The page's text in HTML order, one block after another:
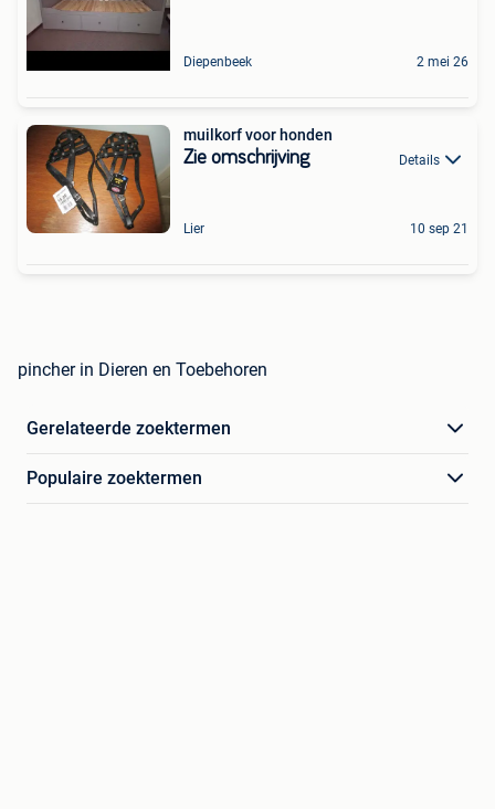
Diepenbeek 2 mei 26
muilkorf voor honden
Zie omschrijving Details
Lier 10 sep 21
pincher in Dieren en Toebehoren
Gerelateerde zoektermen
Populaire zoektermen